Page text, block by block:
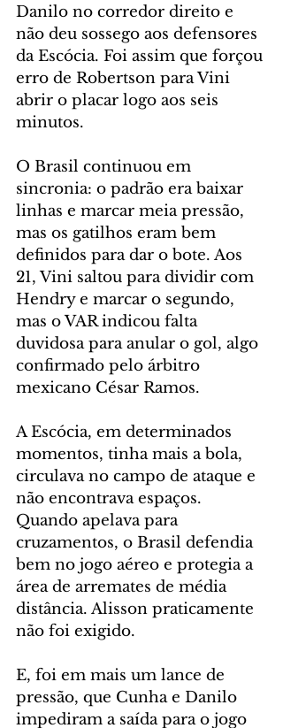
Danilo no corredor direito e
não deu sossego aos defensores
da Escócia. Foi assim que forçou
erro de Robertson para Vini
abrir o placar logo aos seis
minutos.
O Brasil continuou em
sincronia: o padrão era baixar
linhas e marcar meia pressão,
mas os gatilhos eram bem
definidos para dar o bote. Aos
21, Vini saltou para dividir com
Hendry e marcar o segundo,
mas o VAR indicou falta
duvidosa para anular o gol, algo
confirmado pelo árbitro
mexicano César Ramos.
A Escócia, em determinados
momentos, tinha mais a bola,
circulava no campo de ataque e
não encontrava espaços.
Quando apelava para
cruzamentos, o Brasil defendia
bem no jogo aéreo e protegia a
área de arremates de média
distância. Alisson praticamente
não foi exigido.
E, foi em mais um lance de
pressão, que Cunha e Danilo
impediram a saída para o jogo